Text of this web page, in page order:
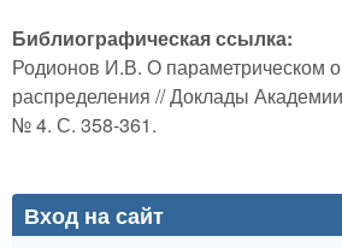
Библиографическая ссылка:
Родионов И.В. О параметрическом
распределения // Доклады
№ 4. С. 358-361.
Вход на сайт